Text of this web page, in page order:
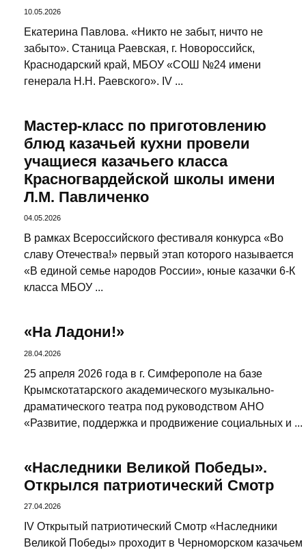
10.05.2026
Екатерина Павлова. «Никто не забыт, ничто не
забыто». Станица Раевская, г. Новороссийск,
Краснодарский край, МБОУ «СОШ №24 имени
генерала Н.Н. Раевского». IV ...
Мастер-класс по приготовлению
блюд казачьей кухни провели
учащиеся казачьего класса
Красногвардейской школы имени
Л.М. Павличенко
04.05.2026
В рамках Всероссийского фестиваля конкурса «Во
славу Отечества!» первый этап которого называется
«В единой семье народов России», юные казачки 6-К
класса МБОУ ...
«На Ладони!»
28.04.2026
25 апреля 2026 года в г. Симферополе на базе
Крымскотатарского академического музыкально-
драматического театра под руководством АНО
«Развитие, поддержка и продвижение социальных и ...
«Наследники Великой Победы».
Открылся патриотический Смотр
27.04.2026
IV Открытый патриотический Смотр «Наследники
Великой Победы» проходит в Черноморском казачьем